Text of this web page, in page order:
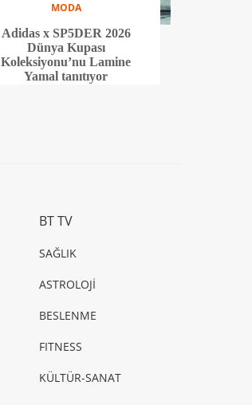
MODA
Adidas x SP5DER 2026
Dünya Kupası
Koleksiyonu’nu Lamine
Yamal tanıtıyor
BT TV
SAĞLIK
ASTROLOJİ
BESLENME
FITNESS
KÜLTÜR-SANAT